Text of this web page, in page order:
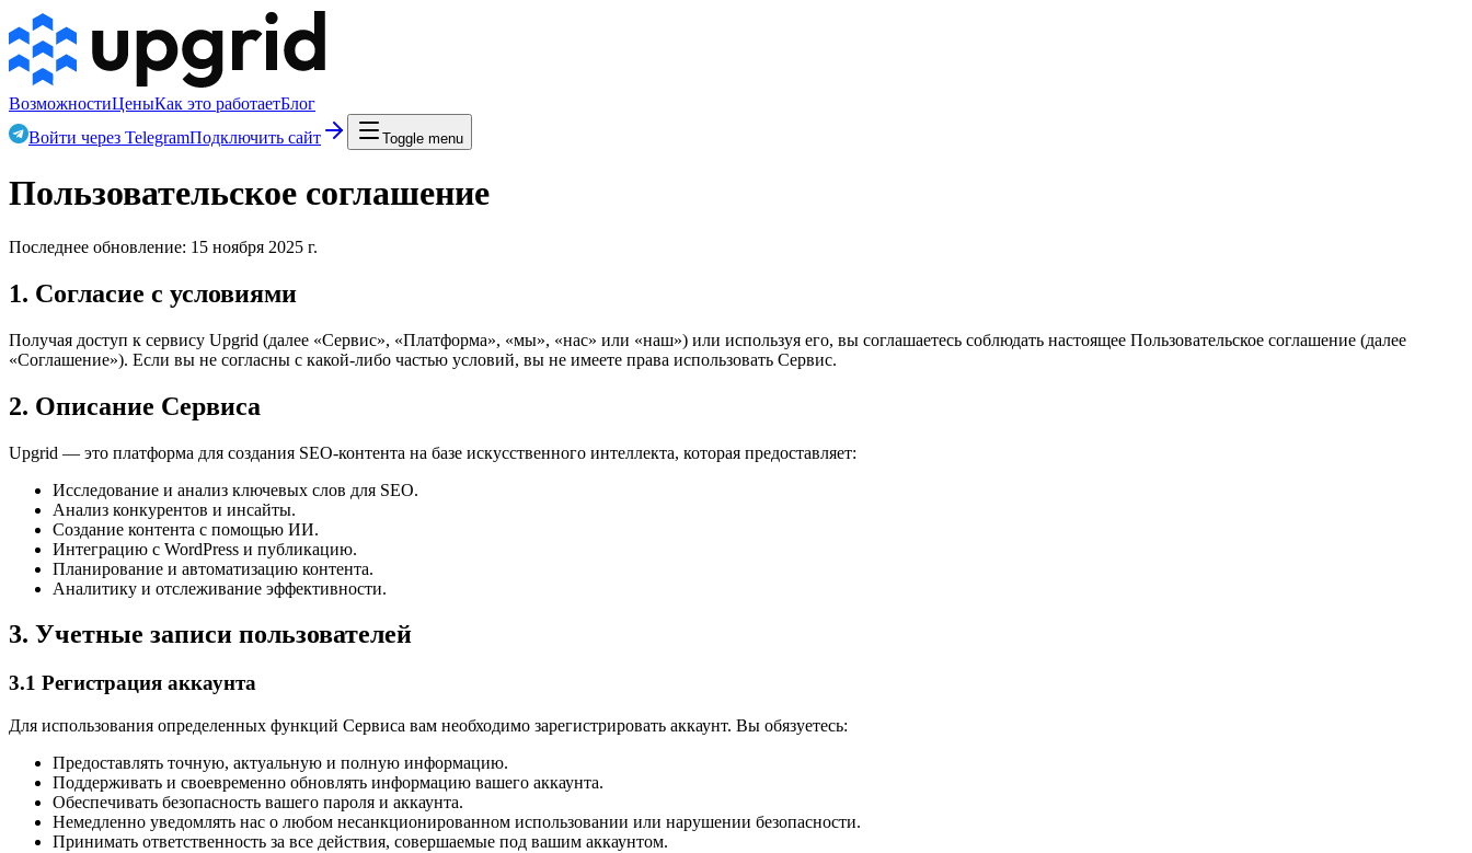
ВозможностиЦеныКак это работаетБлог
Войти через TelegramПодключить сайт Toggle menu
Пользовательское соглашение
Последнее обновление: 15 ноября 2025 г.
1. Согласие с условиями
Получая доступ к сервису Upgrid (далее «Сервис», «Платформа», «мы», «нас» или «наш») или используя его, вы соглашаетесь соблюдать настоящее Пользовательское соглашение (далее
«Соглашение»). Если вы не согласны с какой-либо частью условий, вы не имеете права использовать Сервис.
2. Описание Сервиса
Upgrid — это платформа для создания SEO-контента на базе искусственного интеллекта, которая предоставляет:
Исследование и анализ ключевых слов для SEO.
Анализ конкурентов и инсайты.
Создание контента с помощью ИИ.
Интеграцию с WordPress и публикацию.
Планирование и автоматизацию контента.
Аналитику и отслеживание эффективности.
3. Учетные записи пользователей
3.1 Регистрация аккаунта
Для использования определенных функций Сервиса вам необходимо зарегистрировать аккаунт. Вы обязуетесь:
Предоставлять точную, актуальную и полную информацию.
Поддерживать и своевременно обновлять информацию вашего аккаунта.
Обеспечивать безопасность вашего пароля и аккаунта.
Немедленно уведомлять нас о любом несанкционированном использовании или нарушении безопасности.
Принимать ответственность за все действия, совершаемые под вашим аккаунтом.